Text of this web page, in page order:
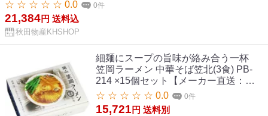
☆ ☆ ☆ ☆ ☆ 0.0
0件
21,384円 送料込
秋田物産KHSHOP
細麺にスープの旨味が絡み合う一杯
笠岡ラーメン 中華そば笠北(3食) PB-
214 ×15個セット【メーカー直送：代
金引換不可：同梱不可】【北海道・沖
縄・離島は配達不可】
☆ ☆ ☆ ☆ ☆ 0.0 0件
15,721 円 送料別